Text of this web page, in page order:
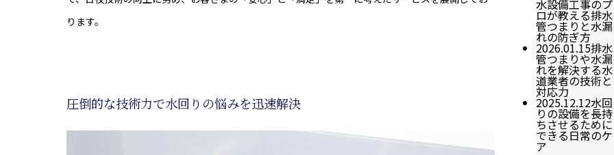
ります。
圧倒的な技術力で水回りの悩みを迅速解決
水設備工事のプ
ロが教える排水
管つまりと水漏
れの防ぎ方
2026.01.15排水
管つまりや水漏
れを解決する水
道業者の技術と
対応力
2025.12.12水回
りの設備を長持
ちさせるために
できる日常のケ
ア